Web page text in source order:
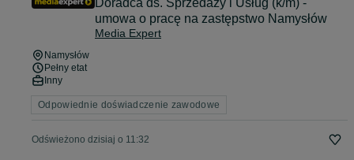
Doradca ds. Sprzedaży i Usług (k/m) -
umowa o pracę na zastępstwo​ Namysłów
Media Expert
Namysłów
Pełny etat
Inny
Odpowiednie doświadczenie zawodowe
Odświeżono dzisiaj o 11:32